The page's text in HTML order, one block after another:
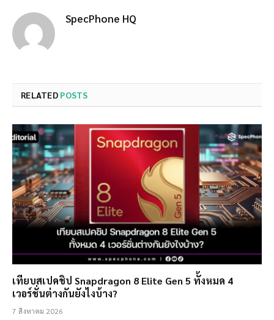
SpecPhone HQ
RELATED POSTS
เทียบสเปคชิป Snapdragon 8 Elite Gen 5 ทั้งหมด 4
เวอร์ชั่นต่างกันยังไงบ้าง?
7 สิงหาคม 2026